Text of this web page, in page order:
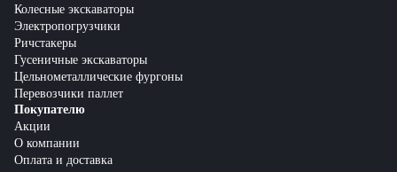
Колесные экскаваторы
Электропогрузчики
Ричстакеры
Гусеничные экскаваторы
Цельнометаллические фургоны
Перевозчики паллет
Покупателю
Акции
О компании
Оплата и доставка